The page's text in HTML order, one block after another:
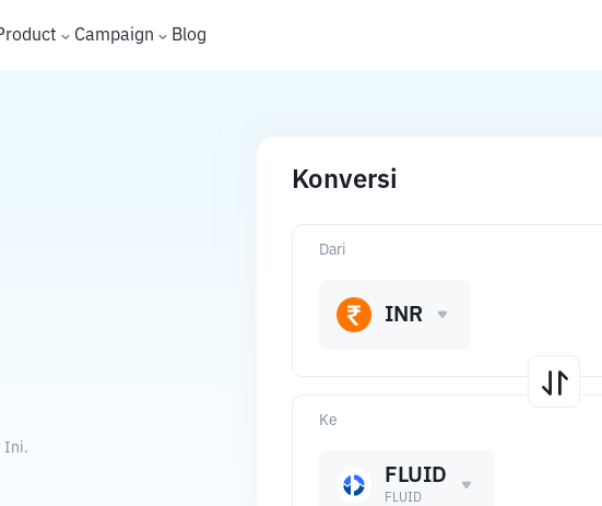
Campaign Blog
Ini.
Konversi
Ke
FLUID
FLUID
Dari
INR